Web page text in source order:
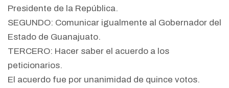
Presidente de la República.
SEGUNDO: Comunicar igualmente al Gobernador del
Estado de Guanajuato.
TERCERO: Hacer saber el acuerdo a los
peticionarios.
El acuerdo fue por unanimidad de quince votos.